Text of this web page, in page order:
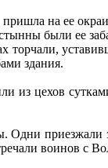
пришла на ее
были ее
торчали,
здания.
из цехов
приезжали
воинов с